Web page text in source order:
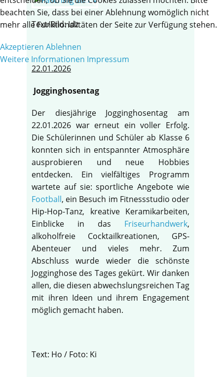
Text/Bild: Idz
22.01.2026
Jogginghosentag
Der diesjährige Jogginghosentag am
22.01.2026 war erneut ein voller Erfolg.
Die Schülerinnen und Schüler ab Klasse 6
konnten sich in entspannter Atmosphäre
ausprobieren und neue Hobbies
entdecken. Ein vielfältiges Programm
wartete auf sie: sportliche Angebote wie
Football, ein Besuch im Fitnessstudio oder
Hip-Hop-Tanz, kreative Keramikarbeiten,
Einblicke in das Friseurhandwerk,
alkoholfreie Cocktailkreationen, GPS-
Abenteuer und vieles mehr. Zum
Abschluss wurde wieder die schönste
Jogginghose des Tages gekürt. Wir danken
allen, die diesen abwechslungsreichen Tag
mit ihren Ideen und ihrem Engagement
möglich gemacht haben.
Text: Ho / Foto: Ki
beachten Sie, dass bei einer Ablehnung womöglich nicht
mehr alle Funktionalitäten der Seite zur Verfügung stehen.
Akzeptieren Ablehnen
Weitere Informationen Impressum